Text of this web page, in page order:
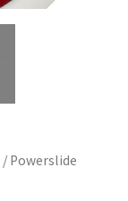
/ Powerslide